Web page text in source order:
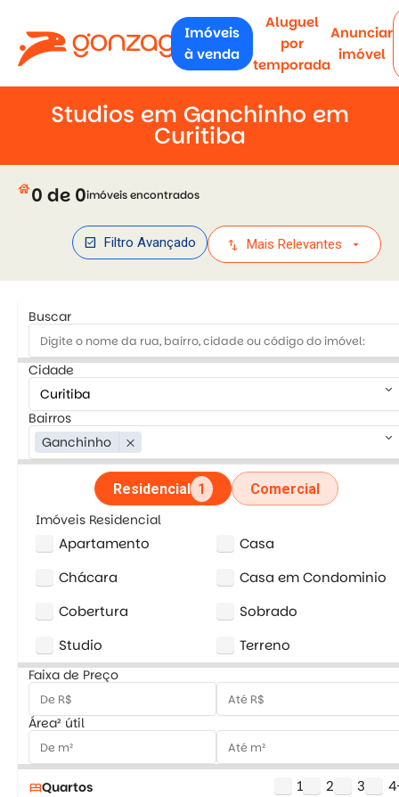
Imóveis
à venda
Aluguel
por
temporada
Anunciar
imóvel
Studios em Ganchinho em
Curitiba
house0 de 0imóveis encontrados
check_box Filtro Avançado swap_vert Mais Relevantes arrow_drop_down
Buscar
Cidade
keyboard_arrow_down
Bairros
Ganchinho
close keyboard_arrow_down
Residencial 1 Comercial
Imóveis Residencial
Apartamento
Casa
Chácara
Casa em Condominio
Cobertura
Sobrado
Studio
Terreno
Faixa de Preço
Área² útil
bedQuartos 1 2 3